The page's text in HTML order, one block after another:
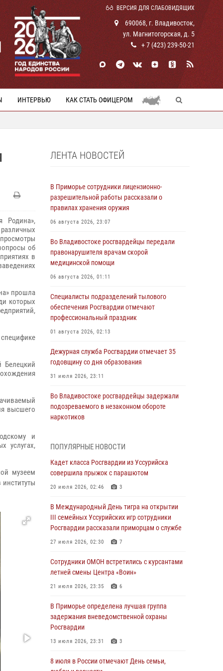
ВЕРСИЯ ДЛЯ СЛАБОВИДЯЩИХ
690068, г. Владивосток,
ул. Магнитогорская, д. 5
+ 7 (423) 239-50-21
ИНТЕРВЬЮ КАК СТАТЬ ОФИЦЕРОМ
Родина»,
об
в
прошла
которых
Белецкий
высшего
и
услугах,
музеем
ЛЕНТА НОВОСТЕЙ
В Приморье сотрудники лицензионно-
разрешительной работы рассказали о
правилах хранения оружия
06 августа 2026, 23:07
Во Владивостоке росгвардейцы передали
правонарушителя врачам скорой
медицинской помощи
06 августа 2026, 01:11
Специалисты подразделений тылового
обеспечения Росгвардии отмечают
профессиональный праздник
01 августа 2026, 02:13
Дежурная служба Росгвардии отмечает 35
годовщину со дня образования
31 июля 2026, 23:11
Во Владивостоке росгвардейцы задержали
подозреваемого в незаконном обороте
наркотиков
Вопрос противодействия незаконному
обороту оружия рассмотрели на заседании
антитеррористической комиссии
Во Владивостоке во дворе жилого дома
сотрудники вневедомственной охраны
обнаружили запрещенные растения
В День Крещения Руси в Князь-
Владимирском храме – Главном храме
с крестным ходом
28 июля 2026, 10:29 3
Росгвардейцы в Приморье приняли участие в
28 июля 2026, 05:39 3
ПОПУЛЯРНЫЕ НОВОСТИ
Кадет класса Росгвардии из Уссурийска
совершила прыжок с парашютом
20 июля 2026, 02:46 3
В Международный День тигра на открытии
III семейных Уссурийских игр сотрудники
Росгвардии рассказали приморцам о службе
27 июля 2026, 02:30 7
Сотрудники ОМОН встретились с курсантами
летней смены Центра «Воин»
21 июля 2026, 23:35 6
В Приморье определена лучшая группа
задержания вневедомственной охраны
Росгвардии
13 июля 2026, 23:31 3
8 июля в России отмечают День семьи,